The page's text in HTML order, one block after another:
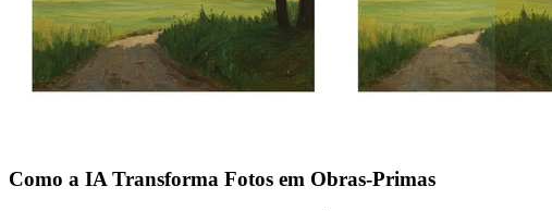
Como a IA Transforma Fotos em Obras-Primas